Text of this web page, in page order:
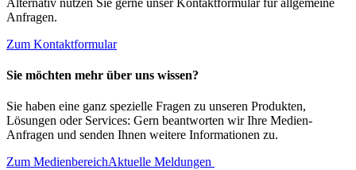
Anfragen.
Zum Kontaktformular
Sie möchten mehr über uns wissen?
Sie haben eine ganz spezielle Fragen zu unseren Produkten,
Lösungen oder Services: Gern beantworten wir Ihre Medien-
Anfragen und senden Ihnen weitere Informationen zu.
Zum MedienbereichAktuelle Meldungen